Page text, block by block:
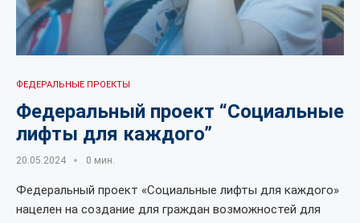
ФЕДЕРАЛЬНЫЕ ПРОЕКТЫ
Федеральный проект “Социальные
лифты для каждого”
20.05.2024 0 мин.
Федеральный проект «Социальные лифты для каждого»
нацелен на создание для граждан возможностей для